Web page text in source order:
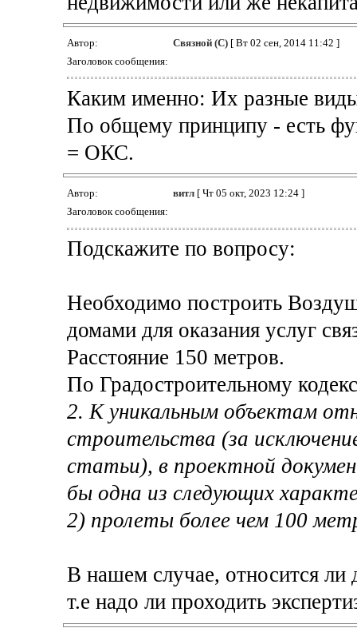
Автор: Связной (С)[ Вт 02 сен, 2014 11:42 ]
Заголовок сообщения:
Каким именно: Их разные
По общему принципу - есть
= ОКС.
Автор: витл[ Чт 05 окт, 2023 12:24 ]
Заголовок сообщения:
Подскажите по вопросу:
Необходимо построить
домами для оказания услуг
Расстояние 150 метров.
По Градостроительному
2. К уникальным объектам
строительства (за
статьи), в проектной
бы одна из следующих
2) пролеты более чем 100
В нашем случае, относится
т.е надо ли проходить